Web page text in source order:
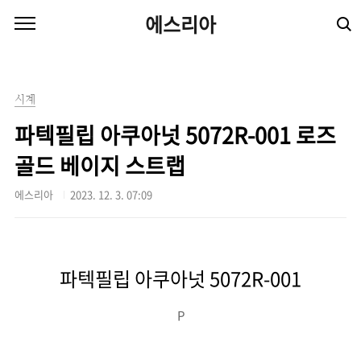
에스리아
시계
파텍필립 아쿠아넛 5072R-001 로즈
골드 베이지 스트랩
에스리아 2023. 12. 3. 07:09
파텍필립 아쿠아넛 5072R-001
P